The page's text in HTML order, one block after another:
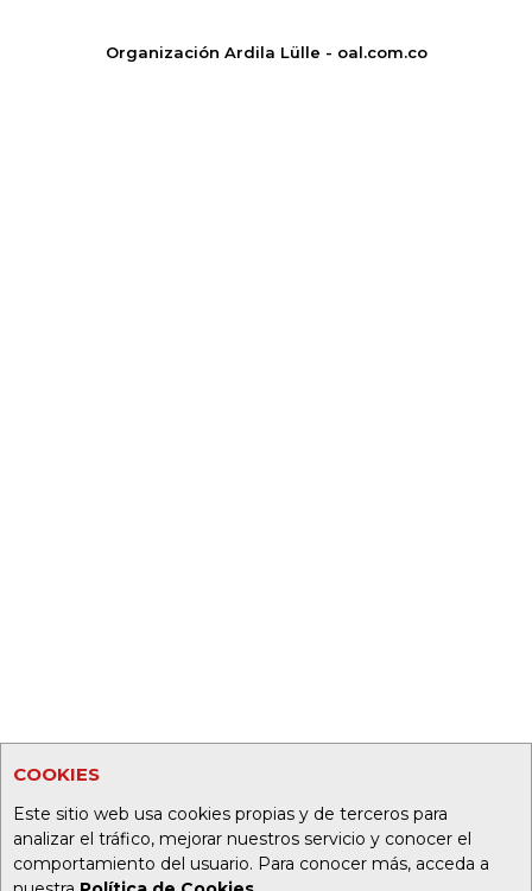
COOKIES
Este sitio web usa cookies propias y de terceros para
analizar el tráfico, mejorar nuestros servicio y conocer el
comportamiento del usuario. Para conocer más, acceda a
Organización Ardila Lülle - oal.com.co